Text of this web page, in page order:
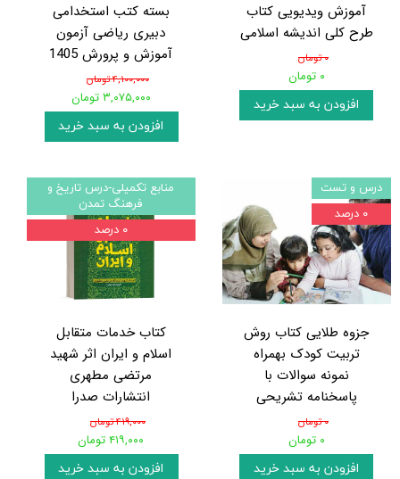
آموزش ویدیویی کتاب
طرح کلی اندیشه اسلامی
۰ تومان
۰ تومان
افزودن به سبد خرید
بسته کتب استخدامی
دبیری ریاضی آزمون
آموزش و پرورش 1405
۴,۱۰۰,۰۰۰ تومان
۳,۰۷۵,۰۰۰ تومان
افزودن به سبد خرید
جزوه طلایی کتاب روش
تربیت کودک بهمراه
نمونه سوالات با
پاسخنامه تشریحی
۰ تومان
۰ تومان
افزودن به سبد خرید
درس و تست
۰ درصد
کتاب خدمات متقابل
اسلام و ایران اثر شهید
مرتضی مطهری
انتشارات صدرا
۴۱۹,۰۰۰ تومان
۴۱۹,۰۰۰ تومان
افزودن به سبد خرید
منابع تکمیلی-درس تاریخ و
فرهنگ تمدن
۰ درصد